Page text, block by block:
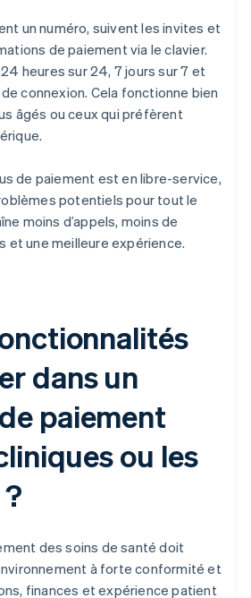
un numéro, suivent les invites et
de paiement via le clavier.
heures sur 24, 7 jours sur 7 et
connexion. Cela fonctionne bien
âgés ou ceux qui préfèrent
de paiement est en libre-service,
potentiels pour tout le
moins d’appels, moins de
et une meilleure expérience.
dans un
paiement
ou les
des soins de santé doit
à forte conformité et
finances et expérience patient